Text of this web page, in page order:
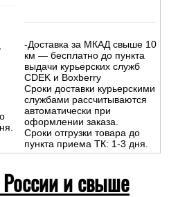
-Доставка за МКАД свыше 10
км — бесплатно до пункта
выдачи курьерских служб
CDEK и Boxberry
Сроки доставки курьерскими
службами рассчитываются
автоматически при
оформлении заказа.
Сроки отгрузки товара до
пункта приема ТК: 1-3 дня.
и свыше